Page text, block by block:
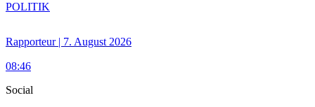
Rapporteur | 7. August 2026
08:46
POLITIK
Social